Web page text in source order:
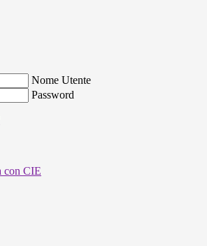
Nome Utente
Password
con CIE